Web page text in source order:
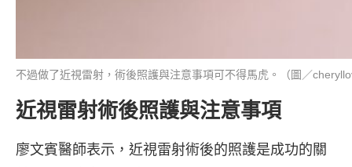
不過做了近視雷射，術後照護與注意事項可不得馬虎。（圖／
近視雷射術後照護與注意事項
廖文賓醫師表示，近視雷射術後的照護是成功的關